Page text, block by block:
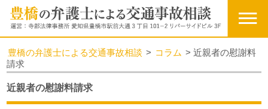
豊橋の弁護士による交通事故相談 > コラム >近親者の慰謝料
請求
近親者の慰謝料請求